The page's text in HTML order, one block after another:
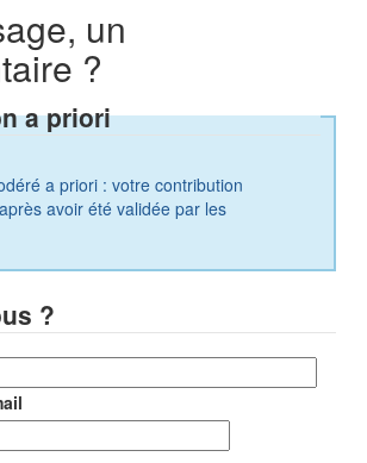
un
?
a priori
a priori : votre contribution
avoir été validée par les
?